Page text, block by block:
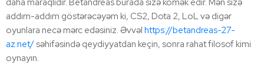
daha maraqlıdır. Betandreas burada sizə kömək edir. Mən sizə
addım-addım göstərəcəyəm ki, CS2, Dota 2, LoL və digər
oyunlara necə mərc edəsiniz. Əvvəl https://betandreas-27-
az.net/ səhifəsində qeydiyyatdan keçin, sonra rahat filosof kimi
oynayın.